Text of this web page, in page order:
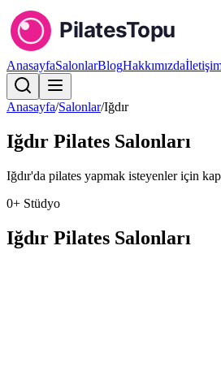
AnasayfaSalonlarBlogHakkımızda
Anasayfa/Salonlar/Iğdır
Iğdır Pilates Salonları
Iğdır'da pilates yapmak isteyenler için
0+ Stüdyo
Iğdır Pilates Salonları